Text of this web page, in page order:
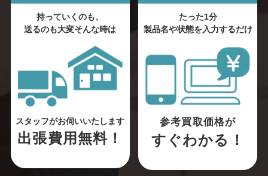
持っていくのも、
送るのも大変そんな時は
スタッフがお伺いいたします
出張費用無料！
たった1分
製品名や状態を入力するだけ
参考買取価格が
すぐわかる！